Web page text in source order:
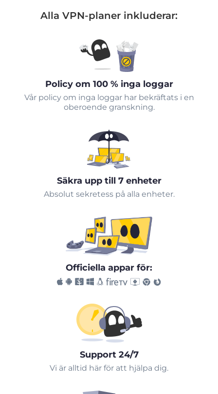
Alla VPN-planer inkluderar:
Policy om 100 % inga loggar
Vår policy om inga loggar har bekräftats i en
oberoende granskning.
Säkra upp till 7 enheter
Absolut sekretess på alla enheter.
Officiella appar för:
Support 24/7
Vi är alltid här för att hjälpa dig.